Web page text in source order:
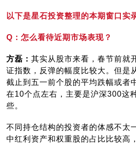
以下是星石投资整理的本期窗口实
Q：怎么看待近期市场表现？
方磊：其实从股市来看，春节前就
证指数，反弹的幅度比较大。但是
截止到五一前个股的平均跌幅或者
在10个点左右，主要是沪深300这
些。
不同持仓结构的投资者的体感不太
中红利资产和权重股的占比比较高